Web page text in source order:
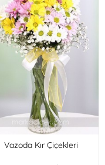
Vazoda Kır Çiçekleri